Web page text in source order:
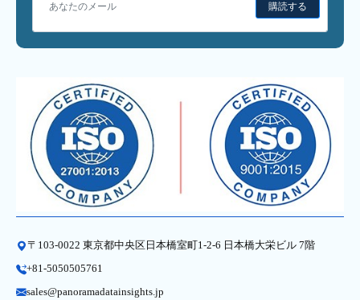
購読する
〒103-0022 東京都中央区日本橋室町1-2-6 日本橋大栄ビル 7階
+81-5050505761
sales@panoramadatainsights.jp